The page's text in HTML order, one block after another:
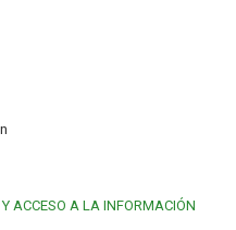
ACCESO A LA INFORMACIÓN